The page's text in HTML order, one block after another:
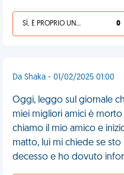
SÌ, È PROPRIO UNA VDM! 0
Da Shaka - 01/02/2025 01:00
Oggi, leggo sul giornale
miei migliori amici è
chiamo il mio amico e
matto, lui mi chiede se
decesso e ho dovuto